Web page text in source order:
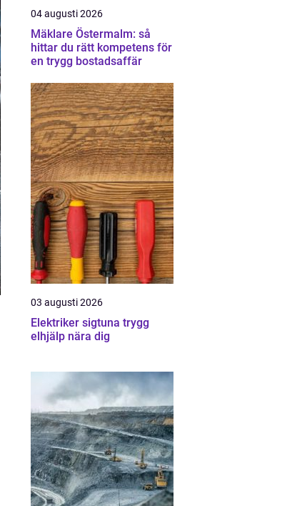
04 augusti 2026
Mäklare Östermalm: så
hittar du rätt kompetens för
en trygg bostadsaffär
03 augusti 2026
Elektriker sigtuna trygg
elhjälp nära dig